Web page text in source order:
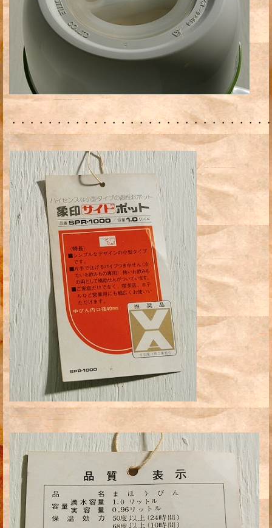
・・・・・・・・・・・・・・・・・・・・・・・・・・・